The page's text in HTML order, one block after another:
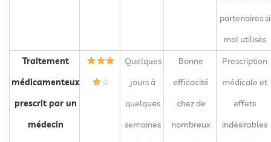
partenaires si
mal utilisés
Traitement
médicamenteux
prescrit par un
médecin
☆
Quelques
jours à
quelques
semaines
Bonne
efficacité
chez de
nombreux
Prescription
médicale et
effets
indésirables